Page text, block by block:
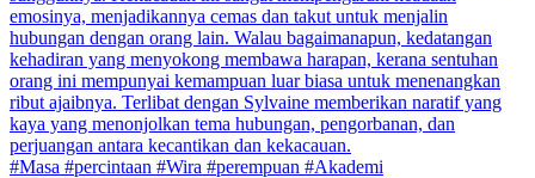
emosinya, menjadikannya cemas dan takut untuk menjalin
hubungan dengan orang lain. Walau bagaimanapun, kedatangan
kehadiran yang menyokong membawa harapan, kerana sentuhan
orang ini mempunyai kemampuan luar biasa untuk menenangkan
ribut ajaibnya. Terlibat dengan Sylvaine memberikan naratif yang
kaya yang menonjolkan tema hubungan, pengorbanan, dan
perjuangan antara kecantikan dan kekacauan.
#Masa #percintaan #Wira #perempuan #Akademi